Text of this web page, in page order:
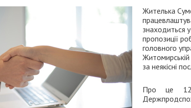
Жителька
знаходиться
пропозиції
головного
за неякісні
Про це